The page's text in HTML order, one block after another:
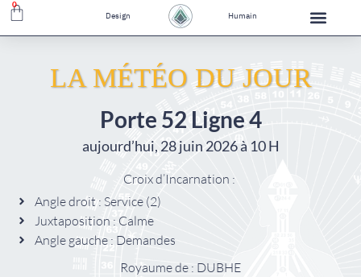
0
Design Humain
LA MÉTÉO DU JOUR
Porte 52 Ligne 4
aujourd’hui, 28 juin 2026 à 10 H
Croix d’Incarnation :
Angle droit : Service (2)
Juxtaposition : Calme
Angle gauche : Demandes
Royaume de : DUBHE